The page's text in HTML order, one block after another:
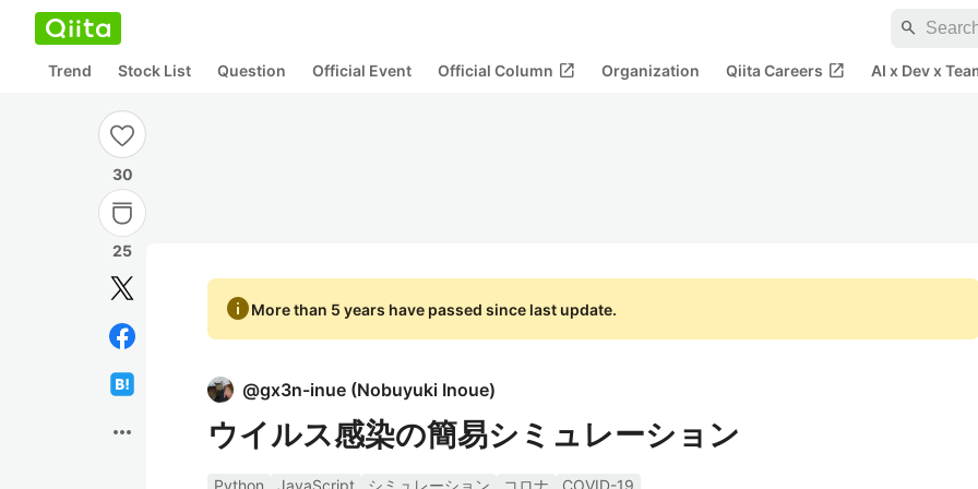
search
Trend Stock List Question Official Event Official Column open_in_new Organization Qiita Careers open_in_new AI x Dev x
30
25
more_horiz
infoMore than 5 years have passed since last update.
@gx3n-inue (Nobuyuki Inoue)
ウイルス感染の簡易シミュレーション
Python JavaScript シミュレーション コロナ
COVID-19